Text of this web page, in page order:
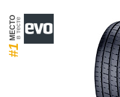
#1
МЕСТОв тесте